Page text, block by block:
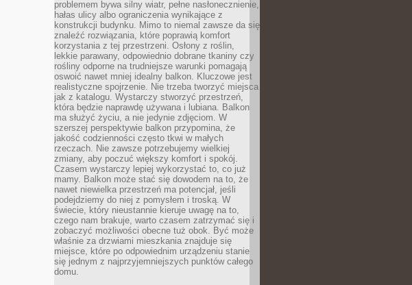
problemem bywa silny wiatr, pełne nasłonecznienie,
hałas ulicy albo ograniczenia wynikające z
konstrukcji budynku. Mimo to niemal zawsze da się
znaleźć rozwiązania, które poprawią komfort
korzystania z tej przestrzeni. Osłony z roślin,
lekkie parawany, odpowiednio dobrane tkaniny czy
rośliny odporne na trudniejsze warunki pomagają
oswoić nawet mniej idealny balkon. Kluczowe jest
realistyczne spojrzenie. Nie trzeba tworzyć miejsca
jak z katalogu. Wystarczy stworzyć przestrzeń,
która będzie naprawdę używana i lubiana. Balkon
ma służyć życiu, a nie jedynie zdjęciom. W
szerszej perspektywie balkon przypomina, że
jakość codzienności często tkwi w małych
rzeczach. Nie zawsze potrzebujemy wielkiej
zmiany, aby poczuć większy komfort i spokój.
Czasem wystarczy lepiej wykorzystać to, co już
mamy. Balkon może stać się dowodem na to, że
nawet niewielka przestrzeń ma potencjał, jeśli
podejdziemy do niej z pomysłem i troską. W
świecie, który nieustannie kieruje uwagę na to,
czego nam brakuje, warto czasem zatrzymać się i
zobaczyć możliwości obecne tuż obok. Być może
właśnie za drzwiami mieszkania znajduje się
miejsce, które po odpowiednim urządzeniu stanie
się jednym z najprzyjemniejszych punktów całego
domu.